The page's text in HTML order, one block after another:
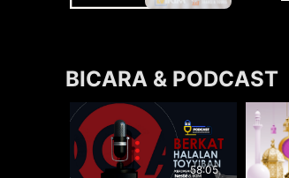
BICARA & PODCAST
58:05